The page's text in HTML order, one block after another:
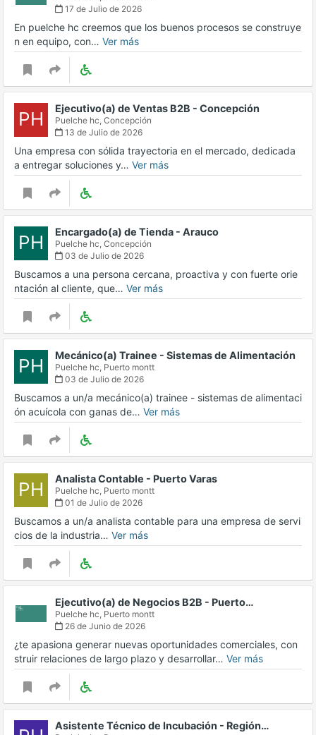
17 de Julio de 2026
En puelche hc creemos que los buenos procesos se construye
n en equipo, con… Ver más
PH Ejecutivo(a) de Ventas B2B - Concepción
Puelche hc, Concepción
13 de Julio de 2026
Una empresa con sólida trayectoria en el mercado, dedicada
a entregar soluciones y… Ver más
PH Encargado(a) de Tienda - Arauco
Puelche hc, Concepción
03 de Julio de 2026
Buscamos a una persona cercana, proactiva y con fuerte orie
ntación al cliente, que… Ver más
PH Mecánico(a) Trainee - Sistemas de Alimentación
Puelche hc, Puerto montt
03 de Julio de 2026
Buscamos a un/a mecánico(a) trainee - sistemas de alimentaci
ón acuícola con ganas de… Ver más
PH Analista Contable - Puerto Varas
Puelche hc, Puerto montt
01 de Julio de 2026
Buscamos a un/a analista contable para una empresa de servi
cios de la industria… Ver más
Ejecutivo(a) de Negocios B2B - Puerto…
Puelche hc, Puerto montt
26 de Junio de 2026
¿te apasiona generar nuevas oportunidades comerciales, con
struir relaciones de largo plazo y desarrollar… Ver más
Asistente Técnico de Incubación - Región…